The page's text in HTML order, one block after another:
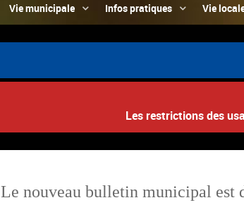
Vie municipale Infos pratiques Vie
Les restrictions des
Le nouveau bulletin municipal est